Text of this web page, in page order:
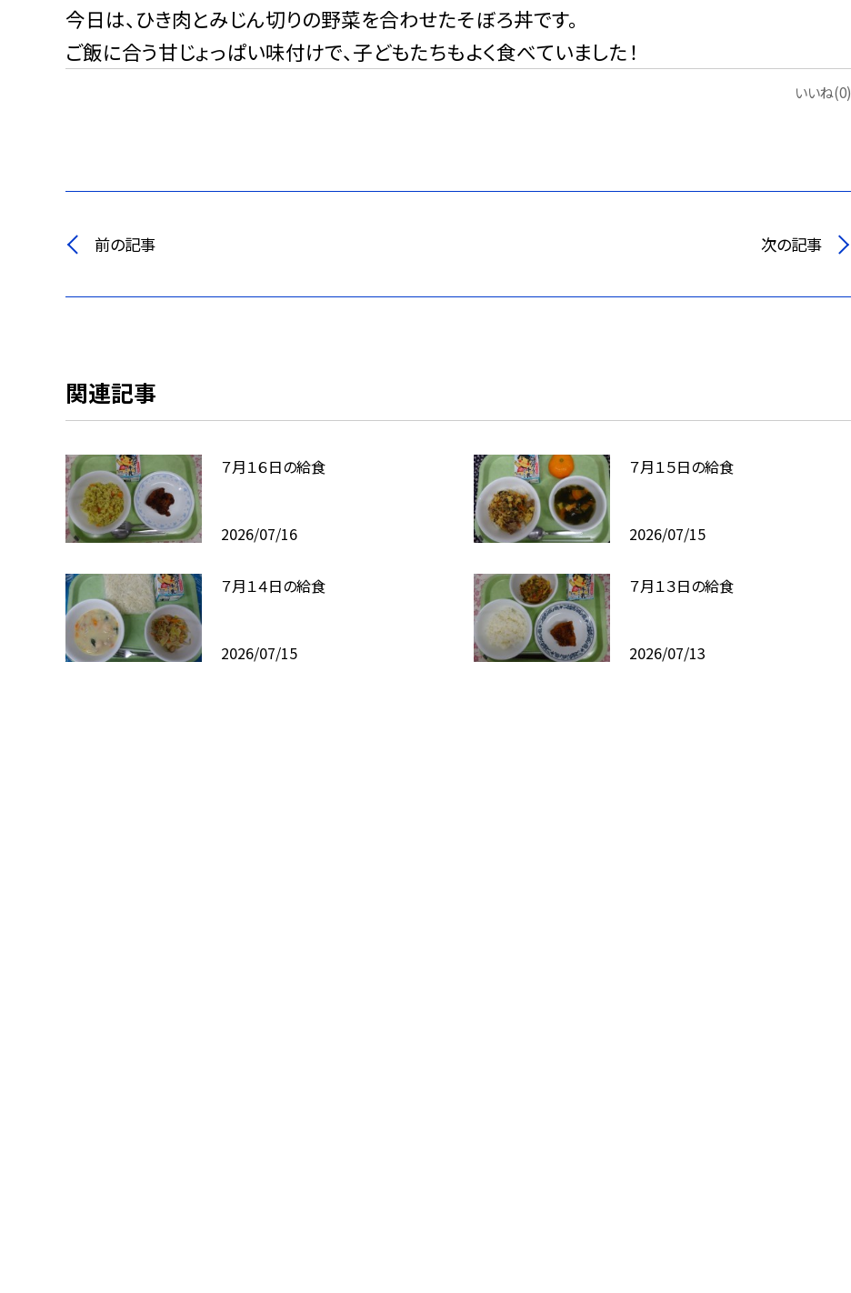
今日は、ひき肉とみじん切りの野菜を合わせたそぼろ丼です。
ご飯に合う甘じょっぱい味付けで、子どもたちもよく食べていました！
いいね(0)
前の記事 次の記事
関連記事
７月１６日の給食
2026/07/16
７月１５日の給食
2026/07/15
７月１４日の給食
2026/07/15
７月１３日の給食
2026/07/13